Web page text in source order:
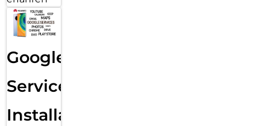
Google
Services
Installation